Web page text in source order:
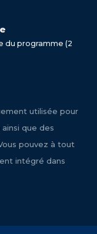
du programme (2
utilisée pour
que des
pouvez à tout
intégré dans